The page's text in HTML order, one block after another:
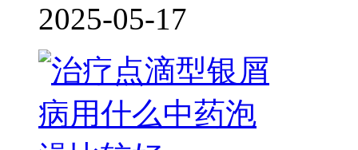
2025-05-17